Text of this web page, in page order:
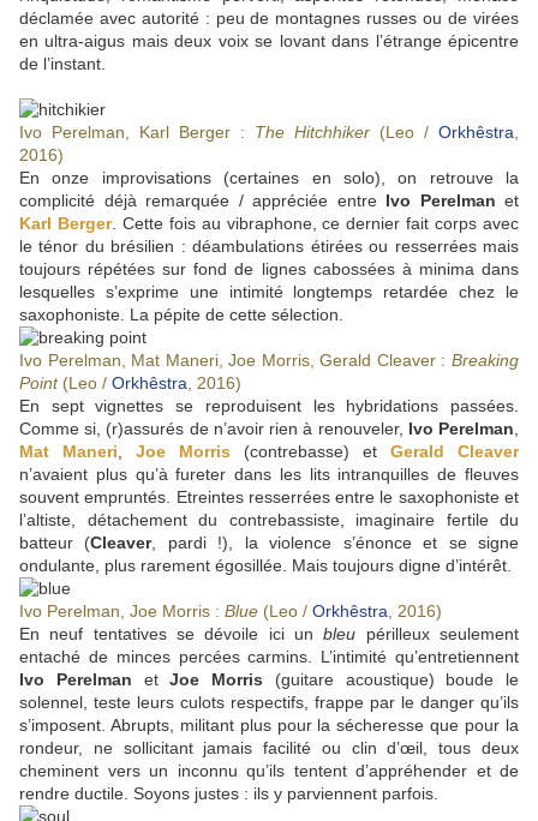
déclamée avec autorité : peu de montagnes russes ou de virées
en ultra-aigus mais deux voix se lovant dans l’étrange épicentre
de l’instant.
Ivo Perelman, Karl Berger : The Hitchhiker (Leo / Orkhêstra
2016)
En onze improvisations (certaines en solo), on retrouve la
complicité déjà remarquée / appréciée entre Ivo Perelman et
Karl Berger. Cette fois au vibraphone, ce dernier fait corps avec
le ténor du brésilien : déambulations étirées ou resserrées mais
toujours répétées sur fond de lignes cabossées à minima dans
lesquelles s’exprime une intimité longtemps retardée chez le
saxophoniste. La pépite de cette sélection.
Ivo Perelman, Mat Maneri, Joe Morris, Gerald Cleaver : Breaking
Point(Leo / Orkhêstra , 2016)
En sept vignettes se reproduisent les hybridations passées.
Comme si, (r)assurés de n’avoir rien à renouveler, Ivo Perelman
Mat Maneri
Joe Morris (contrebasse) et Gerald Cleaver
n’avaient plus qu’à fureter dans les lits intranquilles de fleuves
souvent empruntés. Etreintes resserrées entre le saxophoniste et
l’altiste, détachement du contrebassiste, imaginaire fertile du
batteur (Cleaver, pardi !), la violence s’énonce et se signe
ondulante, plus rarement égosillée. Mais toujours digne d’intérêt.
Ivo Perelman, Joe Morris : Blue (Leo / Orkhêstra , 2016)
En neuf tentatives se dévoile ici unbleu périlleux seulement
entaché de minces percées carmins. L’intimité qu’entretiennent
Ivo Perelman etJoe Morris (guitare acoustique) boude le
solennel, teste leurs culots respectifs, frappe par le danger qu’ils
s’imposent. Abrupts, militant plus pour la sécheresse que pour la
rondeur, ne sollicitant jamais facilité ou clin d’œil, tous deux
cheminent vers un inconnu qu’ils tentent d’appréhender et de
rendre ductile. Soyons justes : ils y parviennent parfois.